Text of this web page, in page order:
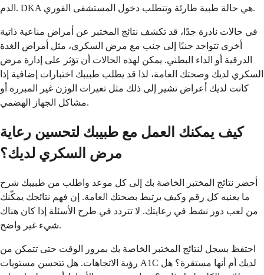
الدم. DKA هي حالة طبية طارئة وتتطلب دخول المستشفى الفوري.
في حالات نادرة جدًا، قد تكشف نتائج المختبر عن أمراض مناعية ذاتية
أخرى تتواجد جنبًا إلى جنب مع مرض السكري، مثل أمراض الغدة
الدرقية أو الداء البطني. يمكن لهذه الحالات أن تؤثر على إدارة مرض
السكري لديك وصحتك العامة، لذا قد يطلب طبيبك اختبارات إضافية إذا
كانت لديك أعراض تشير إلى ذلك مثل تغيرات الوزن غير المبررة أو
مشاكل الجهاز الهضمي.
كيف يمكنك العمل مع طبيبك لتحسين رعاية
مرض السكري لديك؟
أحضر نتائج المختبر الخاصة بك إلى كل موعد واطلب من طبيبك شرح
ما يعنيه كل رقم وكيف يرتبط بصحتك العامة. إن فهم نتائجك يمكّنك
من لعب دور نشط في رعايتك. لا تتردد في طرح الأسئلة إذا كان هناك
شيء غير واضح.
احتفظ بسجل لنتائج المختبر الخاصة بك بمرور الوقت حتى تتمكن من
رؤية الاتجاهات. هل تتحسن مستويات A1C لديك أم أنها مستقرة؟ هل